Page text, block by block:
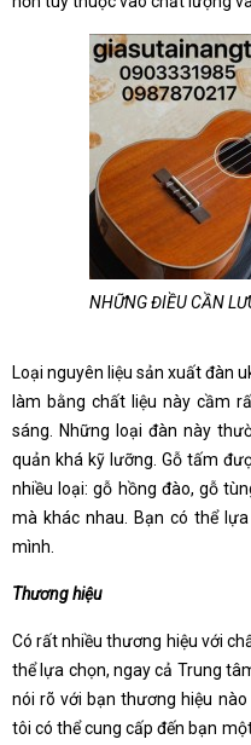
NHỮNG ĐIỀU CẦN
Loại nguyên liệu sản xuất đàn
làm bằng chất liệu này cầm
sáng. Những loại đàn này
quản khá kỹ lưỡng. Gỗ tấm
nhiều loại: gỗ hồng đào, gỗ
mà khác nhau. Bạn có thể
mình.
Thương hiệu
Có rất nhiều thương hiệu với
thể lựa chọn, ngay cả Trung
nói rõ với bạn thương hiệu
tôi có thể cung cấp đến bạn